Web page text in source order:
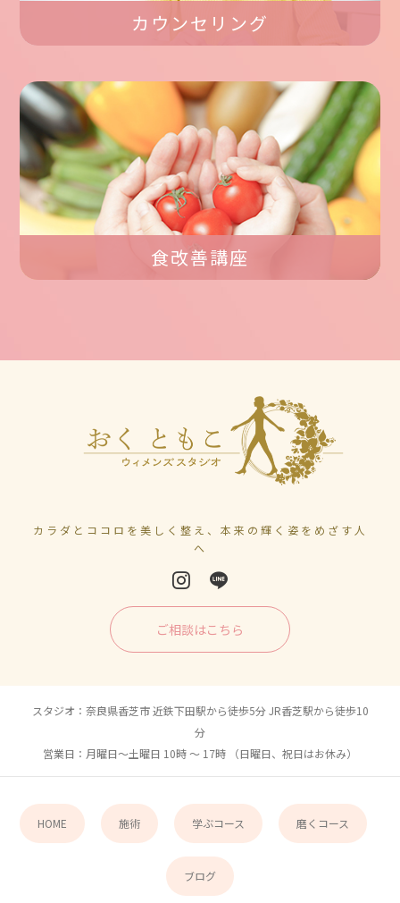
カウンセリング
食改善講座
カラダとココロを美しく整え、本来の輝く姿をめざす人
へ
ご相談はこちら
スタジオ：奈良県香芝市 近鉄下田駅から徒歩5分 JR香芝駅から徒歩10
分
営業日：月曜日〜土曜日 10時 〜 17時 （日曜日、祝日はお休み）
HOME 施術 学ぶコース 磨くコース
ブログ